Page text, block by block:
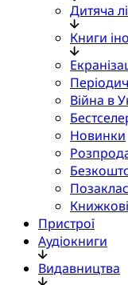
Дитяча
Книги
Війна в
Новинки
Книжкові
Пристрої
Аудіокниги
Видавництва